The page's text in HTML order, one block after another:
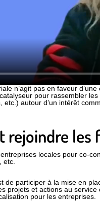
n’agit pas en faveur
pour rassembler
etc.) autour d’un intérêt
rejoindre les
locales pour co-
etc.
de participer à la mise en
projets et actions au
pour les entreprises.